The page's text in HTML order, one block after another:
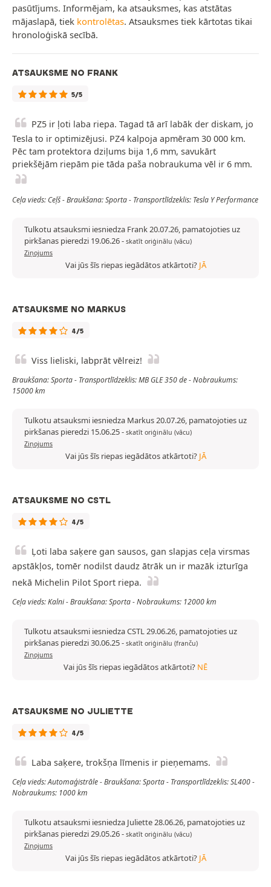
pasūtījums. Informējam, ka atsauksmes, kas atstātas
mājaslapā, tiek kontrolētas. Atsauksmes tiek kārtotas tikai
hronoloģiskā secībā.
ATSAUKSME NO FRANK
5/5
PZ5 ir ļoti laba riepa. Tagad tā arī labāk der diskam, jo
Tesla to ir optimizējusi. PZ4 kalpoja apmēram 30 000 km.
Pēc tam protektora dziļums bija 1,6 mm, savukārt
priekšējām riepām pie tāda paša nobraukuma vēl ir 6 mm.
Ceļa vieds: Ceļš - Braukšana: Sporta - Transportlīdzeklis: Tesla Y Performance
Tulkotu atsauksmi iesniedza Frank 20.07.26, pamatojoties uz
pirkšanas pieredzi 19.06.26- skatīt oriģinālu (vācu)
Ziņojums
Vai jūs šīs riepas iegādātos atkārtoti? JĀ
ATSAUKSME NO MARKUS
4/5
Viss lieliski, labprāt vēlreiz!
Braukšana: Sporta - Transportlīdzeklis: MB GLE 350 de - Nobraukums:
15000 km
Tulkotu atsauksmi iesniedza Markus 20.07.26, pamatojoties uz
pirkšanas pieredzi 15.06.25- skatīt oriģinālu (vācu)
Ziņojums
Vai jūs šīs riepas iegādātos atkārtoti? JĀ
ATSAUKSME NO CSTL
4/5
Ļoti laba saķere gan sausos, gan slapjas ceļa virsmas
apstākļos, tomēr nodilst daudz ātrāk un ir mazāk izturīga
nekā Michelin Pilot Sport riepa.
Ceļa vieds: Kalni - Braukšana: Sporta - Nobraukums: 12000 km
Tulkotu atsauksmi iesniedza CSTL 29.06.26, pamatojoties uz
pirkšanas pieredzi 30.06.25- skatīt oriģinālu (franču)
Ziņojums
Vai jūs šīs riepas iegādātos atkārtoti? NĒ
ATSAUKSME NO JULIETTE
4/5
Laba saķere, trokšņa līmenis ir pieņemams.
Ceļa vieds: Automaģistrāle - Braukšana: Sporta - Transportlīdzeklis: SL400 -
Nobraukums: 1000 km
Tulkotu atsauksmi iesniedza Juliette 28.06.26, pamatojoties uz
pirkšanas pieredzi 29.05.26- skatīt oriģinālu (vācu)
Ziņojums
Vai jūs šīs riepas iegādātos atkārtoti? JĀ